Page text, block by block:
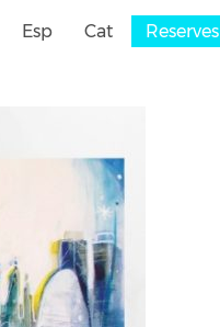
Esp Cat Reserves